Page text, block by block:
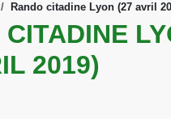
Rando citadine Lyon (27 avril
2019)